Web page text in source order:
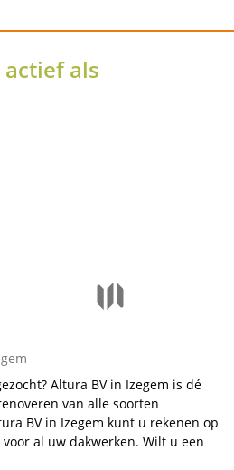
als
Altura BV in Izegem is dé
van alle soorten
BV in Izegem kunt u rekenen op
al uw dakwerken. Wilt u een